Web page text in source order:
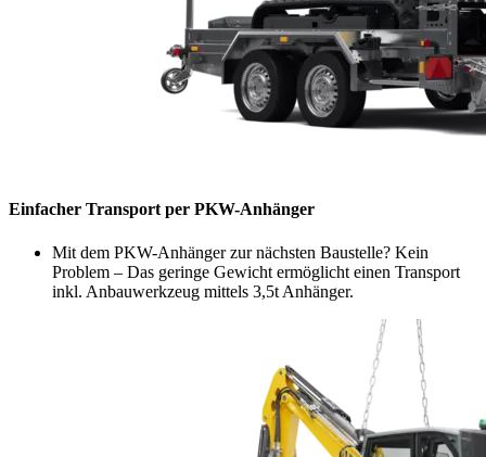
Einfacher Transport per PKW-Anhänger
Mit dem PKW-Anhänger zur nächsten Baustelle? Kein
Problem – Das geringe Gewicht ermöglicht einen Transport
inkl. Anbauwerkzeug mittels 3,5t Anhänger.